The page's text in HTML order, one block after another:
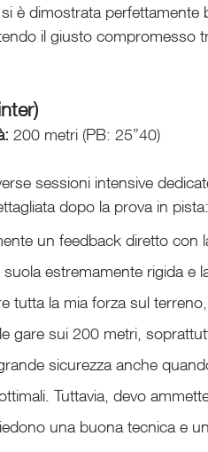
è dimostrata perfettamente
il giusto compromesso
200 metri (PB: 25”40)
sessioni intensive
dopo la prova in pista:
un feedback diretto con
estremamente rigida e
tutta la mia forza sul
gare sui 200 metri,
sicurezza anche
Tuttavia, devo
una buona tecnica e